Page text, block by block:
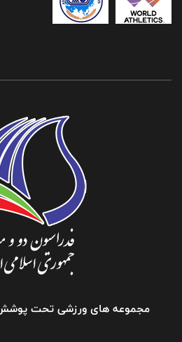
مجموعه های ورزشی تحت پوشش